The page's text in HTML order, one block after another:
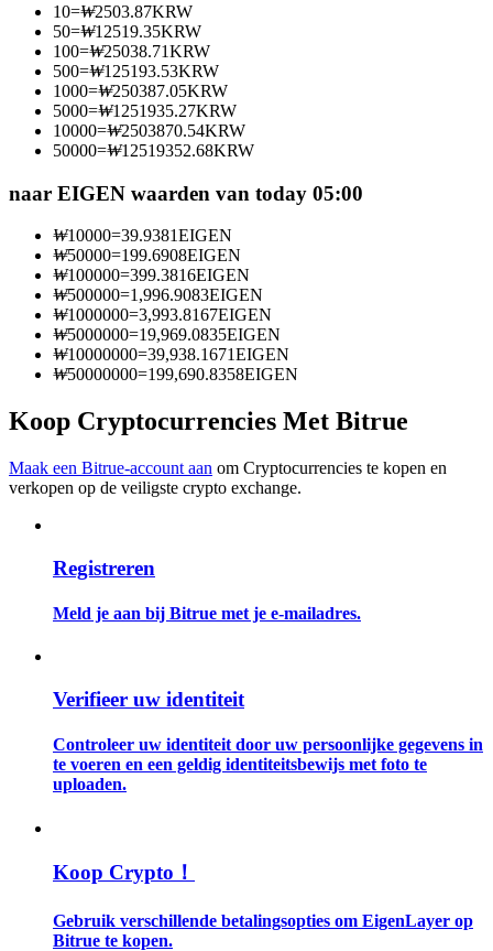
Word een Copy Trader
Geniet van winstdeling en copy trading commissies
Informatie
Big data-analyse inclusief handelsinformatie, enz.
Gids
Futures-startgids
Leer hoe u winstgevend kunt blijven
10=₩2503.87KRW
50=₩12519.35KRW
100=₩25038.71KRW
500=₩125193.53KRW
1000=₩250387.05KRW
5000=₩1251935.27KRW
10000=₩2503870.54KRW
50000=₩12519352.68KRW
naar EIGEN waarden van today 05:00
₩10000=39.9381EIGEN
₩50000=199.6908EIGEN
₩100000=399.3816EIGEN
₩500000=1,996.9083EIGEN
₩1000000=3,993.8167EIGEN
₩5000000=19,969.0835EIGEN
₩10000000=39,938.1671EIGEN
₩50000000=199,690.8358EIGEN
Koop Cryptocurrencies Met Bitrue
Maak een Bitrue-account aan om Cryptocurrencies te kopen en
verkopen op de veiligste crypto exchange.
Registreren
Meld je aan bij Bitrue met je e-mailadres.
Verifieer uw identiteit
Controleer uw identiteit door uw persoonlijke gegevens in
te voeren en een geldig identiteitsbewijs met foto te
uploaden.
Koop Crypto！
Gebruik verschillende betalingsopties om EigenLayer op
Bitrue te kopen.